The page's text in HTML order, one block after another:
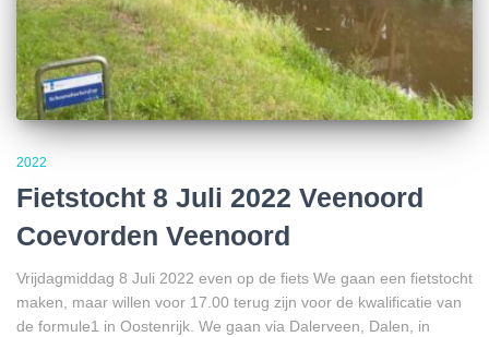
2022
Fietstocht 8 Juli 2022 Veenoord
Coevorden Veenoord
Vrijdagmiddag 8 Juli 2022 even op de fiets We gaan een fietstocht
maken, maar willen voor 17.00 terug zijn voor de kwalificatie van
de formule1 in Oostenrijk. We gaan via Dalerveen, Dalen, in